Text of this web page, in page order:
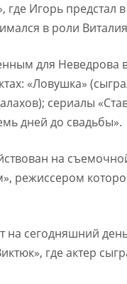
где Игорь
в роли
для Неведрова
«Ловушка»
сериалы
дней до свадьбы».
на
режиссером
на сегодняшний
где актер